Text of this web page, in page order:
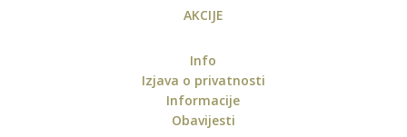
AKCIJE
Info
Izjava o privatnosti
Informacije
Obavijesti